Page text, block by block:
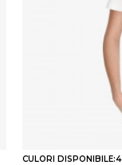
CULORI DISPONIBILE:4